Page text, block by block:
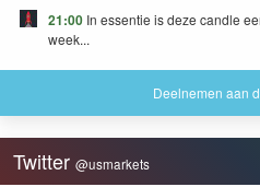
21:00 In essentie is deze candle
week...
Deelnemen aan
Twitter @usmarkets